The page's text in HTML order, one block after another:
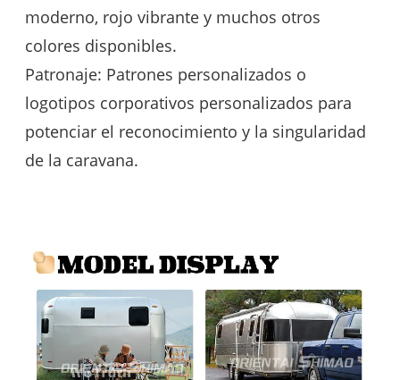
moderno, rojo vibrante y muchos otros
colores disponibles.
Patronaje: Patrones personalizados o
logotipos corporativos personalizados para
potenciar el reconocimiento y la singularidad
de la caravana.